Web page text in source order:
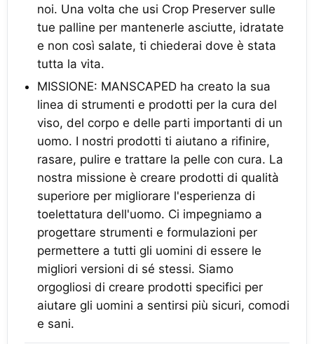
noi. Una volta che usi Crop Preserver sulle
tue palline per mantenerle asciutte, idratate
e non così salate, ti chiederai dove è stata
tutta la vita.
MISSIONE: MANSCAPED ha creato la sua
linea di strumenti e prodotti per la cura del
viso, del corpo e delle parti importanti di un
uomo. I nostri prodotti ti aiutano a rifinire,
rasare, pulire e trattare la pelle con cura. La
nostra missione è creare prodotti di qualità
superiore per migliorare l'esperienza di
toelettatura dell'uomo. Ci impegniamo a
progettare strumenti e formulazioni per
permettere a tutti gli uomini di essere le
migliori versioni di sé stessi. Siamo
orgogliosi di creare prodotti specifici per
aiutare gli uomini a sentirsi più sicuri, comodi
e sani.